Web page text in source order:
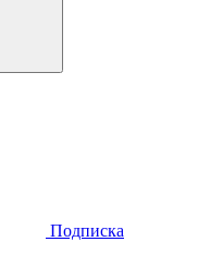
Подписка